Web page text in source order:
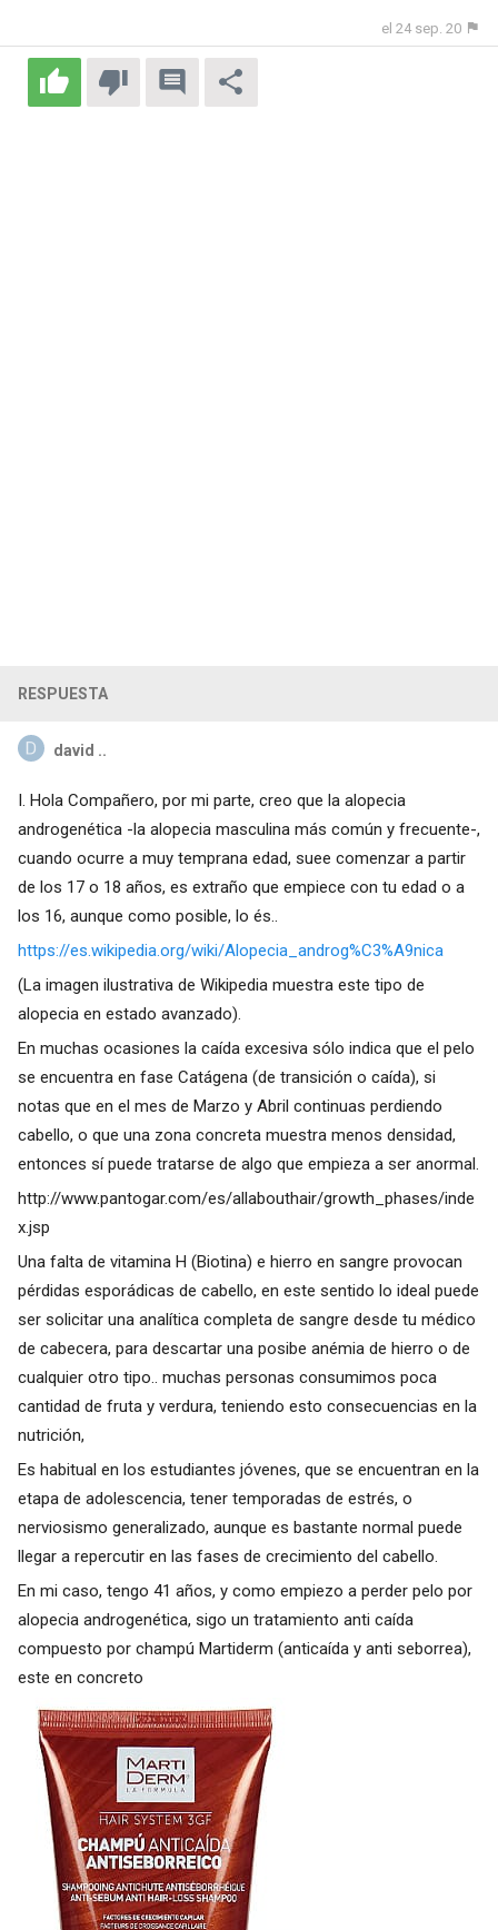
el 24 sep. 20
RESPUESTA
david ..
I. Hola Compañero, por mi parte, creo que la alopecia
androgenética -la alopecia masculina más común y frecuente-,
cuando ocurre a muy temprana edad, suee comenzar a partir
de los 17 o 18 años, es extraño que empiece con tu edad o a
los 16, aunque como posible, lo és..
https://es.wikipedia.org/wiki/Alopecia_androg%C3%A9nica
(La imagen ilustrativa de Wikipedia muestra este tipo de
alopecia en estado avanzado).
En muchas ocasiones la caída excesiva sólo indica que el pelo
se encuentra en fase Catágena (de transición o caída), si
notas que en el mes de Marzo y Abril continuas perdiendo
cabello, o que una zona concreta muestra menos densidad,
entonces sí puede tratarse de algo que empieza a ser anormal.
http://www.pantogar.com/es/allabouthair/growth_phases/inde
x.jsp
Una falta de vitamina H (Biotina) e hierro en sangre provocan
pérdidas esporádicas de cabello, en este sentido lo ideal puede
ser solicitar una analítica completa de sangre desde tu médico
de cabecera, para descartar una posibe anémia de hierro o de
cualquier otro tipo.. muchas personas consumimos poca
cantidad de fruta y verdura, teniendo esto consecuencias en la
nutrición,
Es habitual en los estudiantes jóvenes, que se encuentran en la
etapa de adolescencia, tener temporadas de estrés, o
nerviosismo generalizado, aunque es bastante normal puede
llegar a repercutir en las fases de crecimiento del cabello.
En mi caso, tengo 41 años, y como empiezo a perder pelo por
alopecia androgenética, sigo un tratamiento anti caída
compuesto por champú Martiderm (anticaída y anti seborrea),
este en concreto